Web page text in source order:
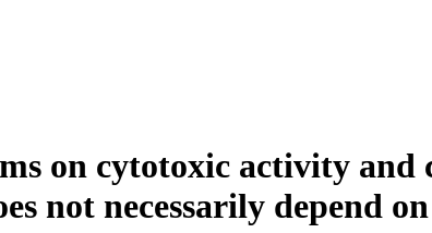
on cytotoxic activity
not necessarily depend